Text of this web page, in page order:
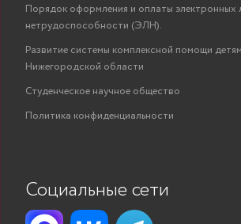
Порядок оформления и оплаты электронных
нетрудоспособности (ЭЛН).
Развитие системы комплексной помощи
Нижегородской области
Студенческое научное общество
Политика конфиденциальности
Социальные сети